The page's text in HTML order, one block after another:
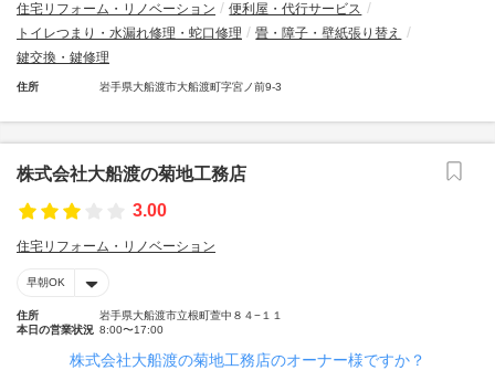
住宅リフォーム・リノベーション
便利屋・代行サービス
トイレつまり・水漏れ修理・蛇口修理
畳・障子・壁紙張り替え
鍵交換・鍵修理
住所 岩手県大船渡市大船渡町字宮ノ前9-3
株式会社大船渡の菊地工務店
3.00
住宅リフォーム・リノベーション
早朝OK
住所
岩手県大船渡市立根町萱中８４−１１
本日の営業状況 8:00〜17:00
株式会社大船渡の菊地工務店のオーナー様ですか？